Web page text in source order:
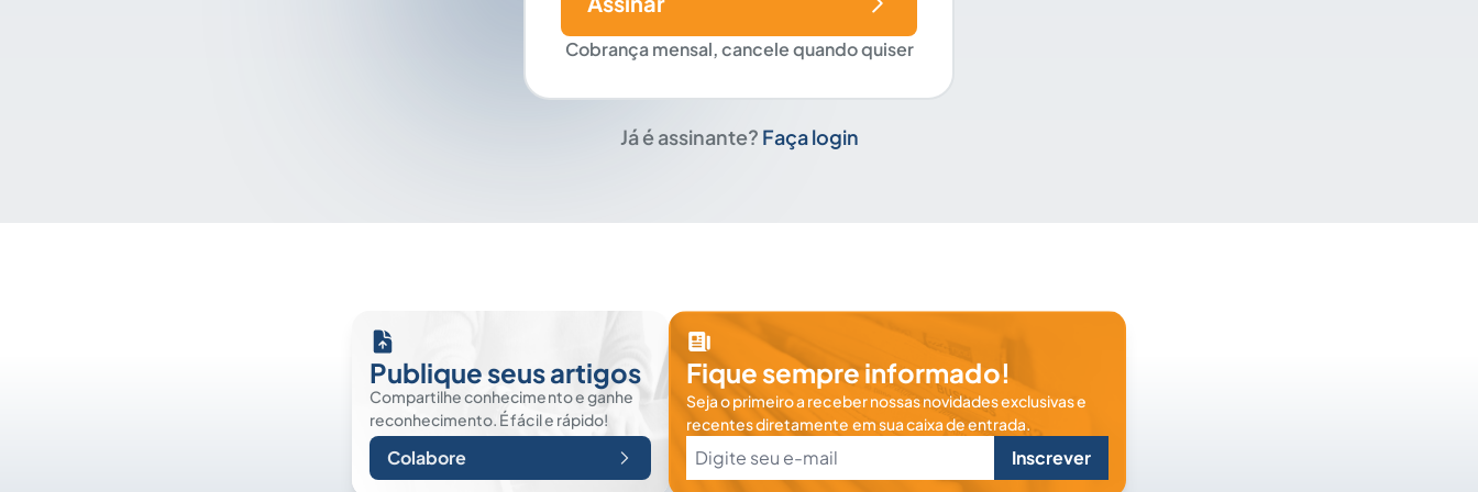
Cobrança mensal, cancele quando quiser
Já é assinante? Faça login
Publique seus artigos
Compartilhe conhecimento e ganhe
reconhecimento. É fácil e rápido!
Colabore
Fique sempre informado!
Seja o primeiro a receber nossas novidades exclusivas e
recentes diretamente em sua caixa de entrada.
Inscrever